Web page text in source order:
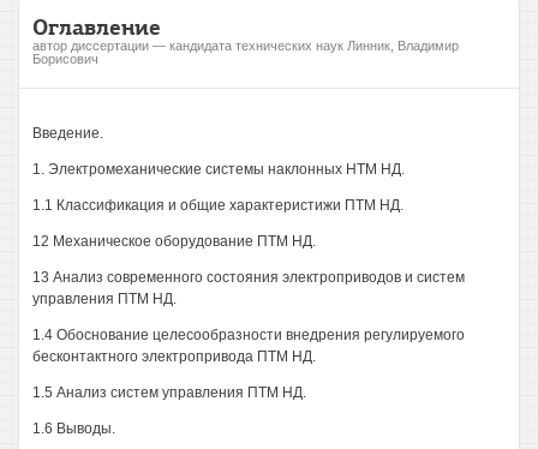
Оглавление
автор диссертации — кандидата технических наук Линник, Владимир
Борисович
Введение.
1. Электромеханические системы наклонных НТМ НД.
1.1 Классификация и общие характеристижи ПТМ НД.
12 Механическое оборудование ПТМ НД.
13 Анализ современного состояния электроприводов и систем
управления ПТМ НД.
1.4 Обоснование целесообразности внедрения регулируемого
бесконтактного электропривода ПТМ НД.
1.5 Анализ систем управления ПТМ НД.
1.6 Выводы.